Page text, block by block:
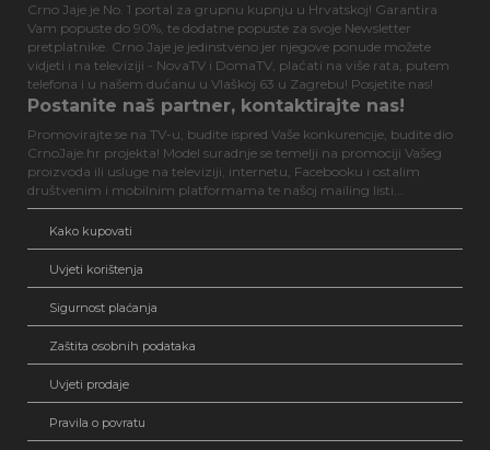
Crno Jaje je No. 1 portal za grupnu kupnju u Hrvatskoj! Garantira
Vam popuste do 90%, te dodatne popuste za svoje Newsletter
pretplatnike. Crno Jaje je jedinstveno jer njegove ponude možete
vidjeti i na televiziji - NovaTV i DomaTV, plaćati na više rata, putem
telefona i u našem dućanu u Vlaškoj 63 u Zagrebu! Posjetite nas!
Postanite naš partner, kontaktirajte nas!
Promovirajte se na TV-u, budite ispred Vaše konkurencije, budite dio
CrnoJaje.hr projekta! Model suradnje se temelji na promociji Vašeg
proizvoda ili usluge na televiziji, internetu, Facebooku i ostalim
društvenim i mobilnim platformama te našoj mailing listi...
Kako kupovati
Uvjeti korištenja
Sigurnost plaćanja
Zaštita osobnih podataka
Uvjeti prodaje
Pravila o povratu